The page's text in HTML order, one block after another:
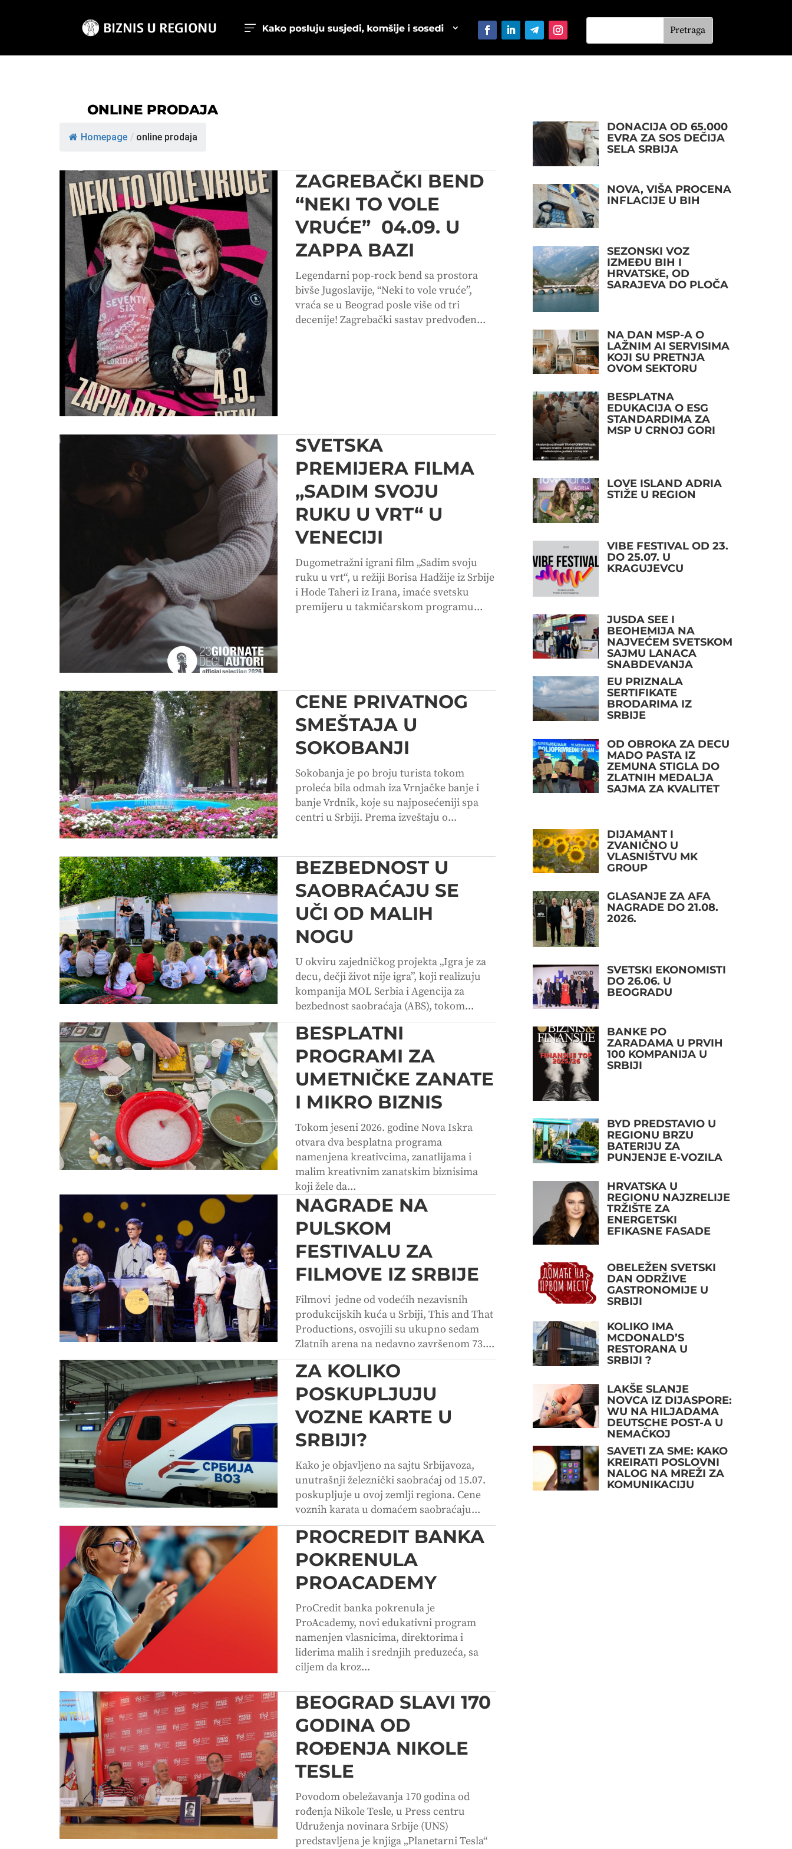
ONLINE PRODAJA
Homepage / online prodaja
ZAGREBAČKI BEND
“NEKI TO VOLE
VRUĆE” 04.09. U
ZAPPA BAZI
Legendarni pop-rock bend sa prostora
bivše Jugoslavije, “Neki to vole vruće”,
vraća se u Beograd posle više od tri
decenije! Zagrebački sastav predvođen...
SVETSKA
PREMIJERA FILMA
„SADIM SVOJU
RUKU U VRT“ U
VENECIJI
Dugometražni igrani film „Sadim svoju
ruku u vrt“, u režiji Borisa Hadžije iz Srbije
i Hode Taheri iz Irana, imaće svetsku
premijeru u takmičarskom programu...
CENE PRIVATNOG
SMEŠTAJA U
SOKOBANJI
Sokobanja je po broju turista tokom
proleća bila odmah iza Vrnjačke banje i
banje Vrdnik, koje su najposećeniji spa
centri u Srbiji. Prema izveštaju o...
BEZBEDNOST U
SAOBRAĆAJU SE
UČI OD MALIH
NOGU
U okviru zajedničkog projekta „Igra je za
decu, dečji život nije igra”, koji realizuju
kompanija MOL Serbia i Agencija za
bezbednost saobraćaja (ABS), tokom...
BESPLATNI
PROGRAMI ZA
UMETNIČKE ZANATE
I MIKRO BIZNIS
Tokom jeseni 2026. godine Nova Iskra
otvara dva besplatna programa
namenjena kreativcima, zanatlijama i
malim kreativnim zanatskim biznisima
koji žele da...
NAGRADE NA
PULSKOM
FESTIVALU ZA
FILMOVE IZ SRBIJE
Filmovi jedne od vodećih nezavisnih
produkcijskih kuća u Srbiji, This and That
Productions, osvojili su ukupno sedam
Zlatnih arena na nedavno završenom 73....
ZA KOLIKO
POSKUPLJUJU
VOZNE KARTE U
SRBIJI?
Kako je objavljeno na sajtu Srbijavoza,
unutrašnji železnički saobraćaj od 15.07.
poskupljuje u ovoj zemlji regiona. Cene
voznih karata u domaćem saobraćaju...
PROCREDIT BANKA
POKRENULA
PROACADEMY
ProCredit banka pokrenula je
ProAcademy, novi edukativni program
namenjen vlasnicima, direktorima i
liderima malih i srednjih preduzeća, sa
ciljem da kroz...
BEOGRAD SLAVI 170
GODINA OD
ROĐENJA NIKOLE
TESLE
Povodom obeležavanja 170 godina od
rođenja Nikole Tesle, u Press centru
Udruženja novinara Srbije (UNS)
predstavljena je knjiga „Planetarni Tesla“
DONACIJA OD 65.000
EVRA ZA SOS DEČIJA
SELA SRBIJA
NOVA, VIŠA PROCENA
INFLACIJE U BIH
SEZONSKI VOZ
IZMEĐU BIH I
HRVATSKE, OD
SARAJEVA DO PLOČA
NA DAN MSP-A O
LAŽNIM AI SERVISIMA
KOJI SU PRETNJA
OVOM SEKTORU
BESPLATNA
EDUKACIJA O ESG
STANDARDIMA ZA
MSP U CRNOJ GORI
LOVE ISLAND ADRIA
STIŽE U REGION
VIBE FESTIVAL OD 23.
DO 25.07. U
KRAGUJEVCU
JUSDA SEE I
BEOHEMIJA NA
NAJVEĆEM SVETSKOM
SAJMU LANACA
SNABDEVANJA
EU PRIZNALA
SERTIFIKATE
BRODARIMA IZ
SRBIJE
OD OBROKA ZA DECU
MADO PASTA IZ
ZEMUNA STIGLA DO
ZLATNIH MEDALJA
SAJMA ZA KVALITET
DIJAMANT I
ZVANIČNO U
VLASNIŠTVU MK
GROUP
GLASANJE ZA AFA
NAGRADE DO 21.08.
2026.
SVETSKI EKONOMISTI
DO 26.06. U
BEOGRADU
BANKE PO
ZARADAMA U PRVIH
100 KOMPANIJA U
SRBIJI
BYD PREDSTAVIO U
REGIONU BRZU
BATERIJU ZA
PUNJENJE E-VOZILA
HRVATSKA U
REGIONU NAJZRELIJE
TRŽIŠTE ZA
ENERGETSKI
EFIKASNE FASADE
OBELEŽEN SVETSKI
DAN ODRŽIVE
GASTRONOMIJE U
SRBIJI
KOLIKO IMA
MCDONALD’S
RESTORANA U
SRBIJI ?
LAKŠE SLANJE
NOVCA IZ DIJASPORE:
WU NA HILJADAMA
DEUTSCHE POST-A U
NEMAČKOJ
SAVETI ZA SME: KAKO
KREIRATI POSLOVNI
NALOG NA MREŽI ZA
KOMUNIKACIJU